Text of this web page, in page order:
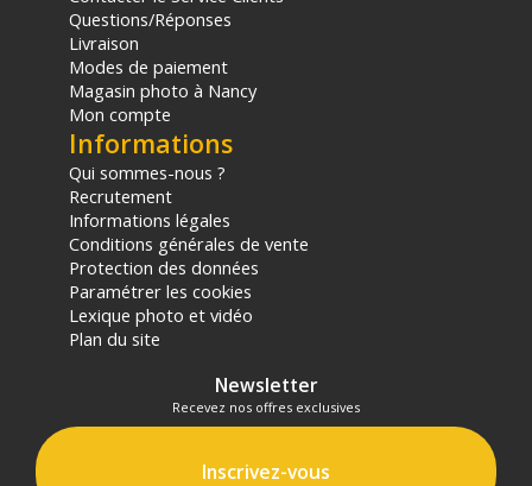
Questions/Réponses
Livraison
Modes de paiement
Magasin photo à Nancy
Mon compte
Informations
Qui sommes-nous ?
Recrutement
Informations légales
Conditions générales de vente
Protection des données
Paramétrer les cookies
Lexique photo et vidéo
Plan du site
Newsletter
Recevez nos offres exclusives
Inscrivez-vous